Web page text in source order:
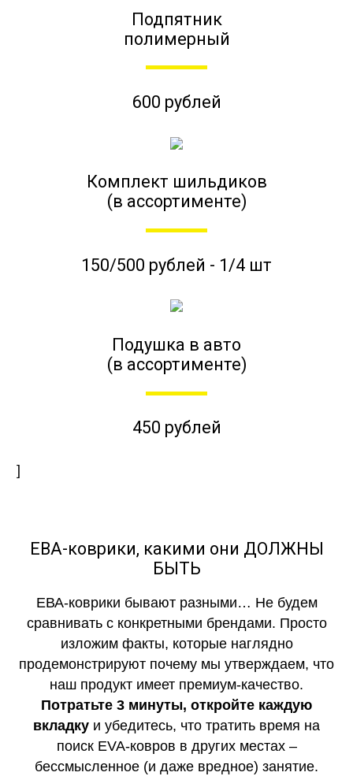
Подпятник
полимерный
600 рублей
Комплект шильдиков
(в ассортименте)
150/500 рублей - 1/4 шт
Подушка в авто
(в ассортименте)
450 рублей
]
ЕВА-коврики, какими они ДОЛЖНЫ
БЫТЬ
ЕВА-коврики бывают разными… Не будем
сравнивать с конкретными брендами. Просто
изложим факты, которые наглядно
продемонстрируют почему мы утверждаем, что
наш продукт имеет премиум-качество.
Потратьте 3 минуты, откройте каждую
вкладку и убедитесь, что тратить время на
поиск EVA-ковров в других местах –
бессмысленное (и даже вредное) занятие.